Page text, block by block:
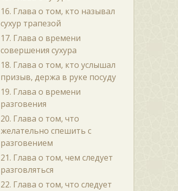
16. Глава о том, кто называл
сухур трапезой
17. Глава о времени
совершения сухура
18. Глава о том, кто услышал
призыв, держа в руке посуду
19. Глава о времени
разговения
20. Глава о том, что
желательно спешить с
разговением
21. Глава о том, чем следует
разговляться
22. Глава о том, что следует